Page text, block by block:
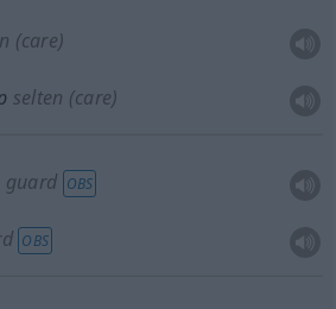
(care)
selten (care)
guard OBS
OBS